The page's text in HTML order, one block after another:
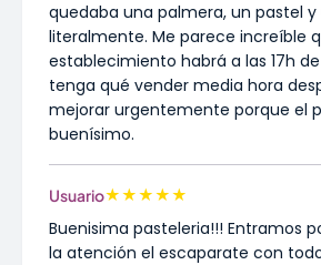
quedaba una palmera, un pastel
literalmente. Me parece increíble
establecimiento habrá a las 17h
tenga qué vender media hora
mejorar urgentemente porque el
buenísimo.
Usuario★★★★★
Buenisima pasteleria!!! Entramos
la atención el escaparate con